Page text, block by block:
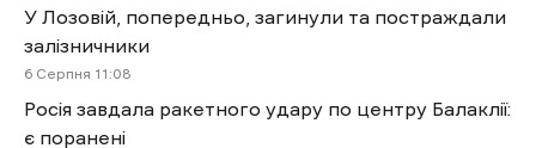
У Лозовій, попередньо, загинули та постраждали
залізничники
6 Cерпня 11:08
Росія завдала ракетного удару по центру Балаклії:
є поранені